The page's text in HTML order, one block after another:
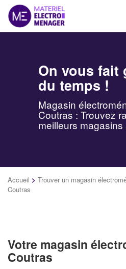
On vous fait
du temps !
Magasin
Coutras : Trouvez
meilleurs
Accueil > Trouver un magasin
Coutras
Votre magasin
Coutras